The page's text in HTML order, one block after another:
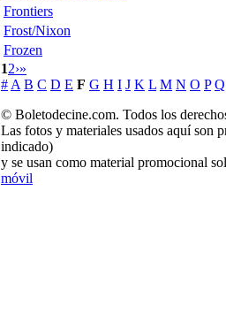
Frontiers
Frost/Nixon
Frozen
12›»
# A B C D E F G H I J K L M N O P Q
© Boletodecine.com. Todos los
Las fotos y materiales usados aquí son
indicado)
y se usan como material promocional
móvil